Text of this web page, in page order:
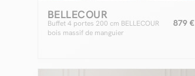
BELLECOUR
Buffet 4 portes 200 cm BELLECOUR
bois massif de manguier
879 €